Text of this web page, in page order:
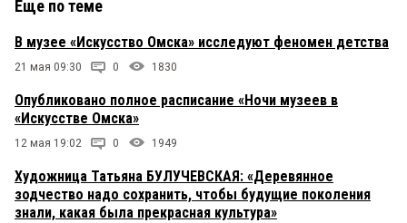
Еще по теме
В музее «Искусство Омска» исследуют феномен детства
21 мая 09:30 0 1830
Опубликовано полное расписание «Ночи музеев в
«Искусстве Омска»
12 мая 19:02 0 1949
Художница Татьяна БУЛУЧЕВСКАЯ: «Деревянное
зодчество надо сохранить, чтобы будущие поколения
знали, какая была прекрасная культура»